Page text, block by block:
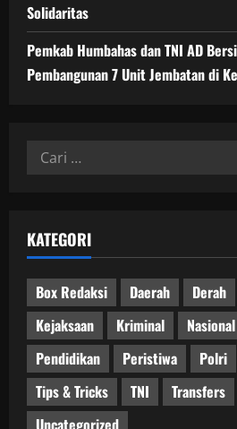
Solidaritas
Pemkab Humbahas dan TNI AD
Pembangunan 7 Unit Jembatan di
Cari
KATEGORI
Box Redaksi Daerah Derah
Kejaksaan
Kriminal Nasional
Pendidikan
Peristiwa Polri
Tips & Tricks
TNI Transfers